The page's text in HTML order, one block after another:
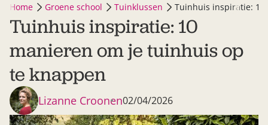
Home Groene school Tuinklussen Tuinhuis inspiratie:
Tuinhuis inspiratie: 10
manieren om je tuinhuis op
te knappen
Lizanne Croonen02/04/2026